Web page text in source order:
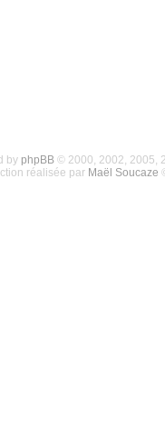
by phpBB© 2000, 2002, 2005,
réalisée par Maël Soucaze